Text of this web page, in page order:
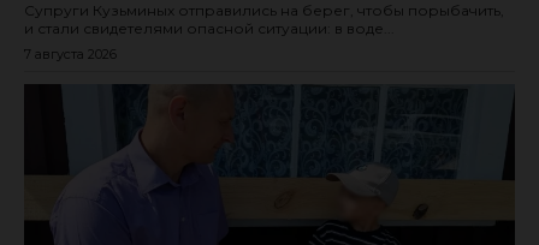
Супруги Кузьминых отправились на берег, чтобы порыбачить,
и стали свидетелями опасной ситуации: в воде...
7 августа 2026